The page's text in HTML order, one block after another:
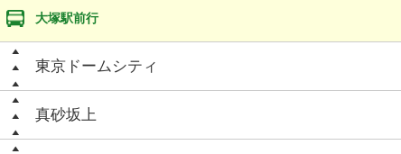
大塚駅前行
東京ドームシティ
真砂坂上